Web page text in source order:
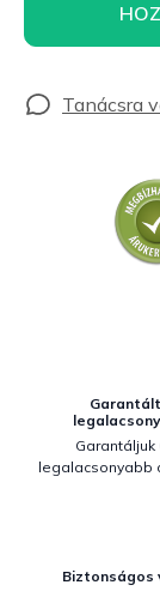
Garantáljuk
legalacsonyabb
Biztonságos